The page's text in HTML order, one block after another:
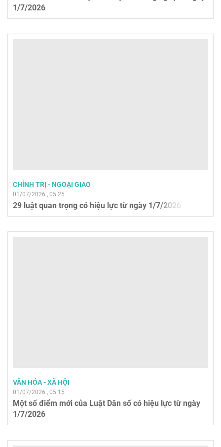
1/7/2026
CHÍNH TRỊ - NGOẠI GIAO
01/07/2026 , 05:25
29 luật quan trọng có hiệu lực từ ngày 1/7/2026
VĂN HÓA - XÃ HỘI
01/07/2026 , 05:15
Một số điểm mới của Luật Dân số có hiệu lực từ ngày
1/7/2026